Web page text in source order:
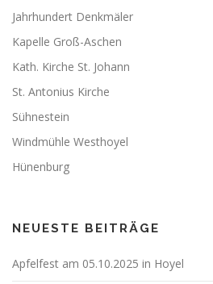
Jahrhundert Denkmäler
Kapelle Groß-Aschen
Kath. Kirche St. Johann
St. Antonius Kirche
Sühnestein
Windmühle Westhoyel
Hünenburg
NEUESTE BEITRÄGE
Apfelfest am 05.10.2025 in Hoyel